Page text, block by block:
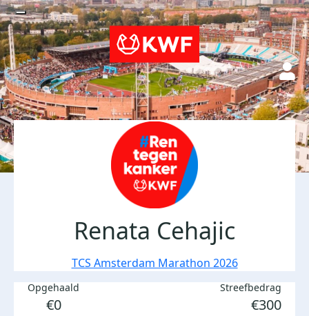
Renata Cehajic
TCS Amsterdam Marathon 2026
Opgehaald
€0
Streefbedrag
€300